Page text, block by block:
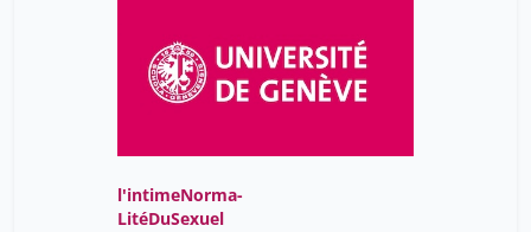
l'intimeNorma-
LitéDuSexuel